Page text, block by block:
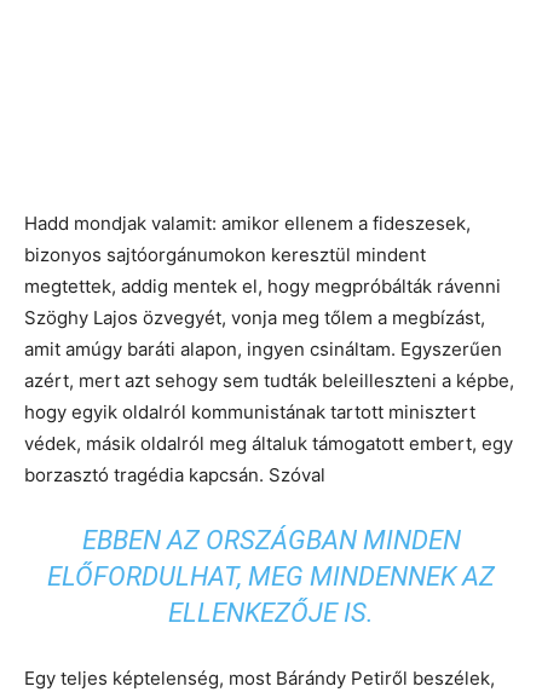
Hadd mondjak valamit: amikor ellenem a fideszesek,
bizonyos sajtóorgánumokon keresztül mindent
megtettek, addig mentek el, hogy megpróbálták rávenni
Szöghy Lajos özvegyét, vonja meg tőlem a megbízást,
amit amúgy baráti alapon, ingyen csináltam. Egyszerűen
azért, mert azt sehogy sem tudták beleilleszteni a képbe,
hogy egyik oldalról kommunistának tartott minisztert
védek, másik oldalról meg általuk támogatott embert, egy
borzasztó tragédia kapcsán. Szóval
EBBEN AZ ORSZÁGBAN MINDEN
ELŐFORDULHAT, MEG MINDENNEK AZ
ELLENKEZŐJE IS.
Egy teljes képtelenség, most Bárándy Petiről beszélek,